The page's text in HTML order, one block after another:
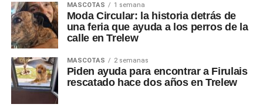
MASCOTAS 1 semana
Moda Circular: la historia detrás de
una feria que ayuda a los perros de la
calle en Trelew
MASCOTAS 2 semanas
Piden ayuda para encontrar a Firulais
rescatado hace dos años en Trelew